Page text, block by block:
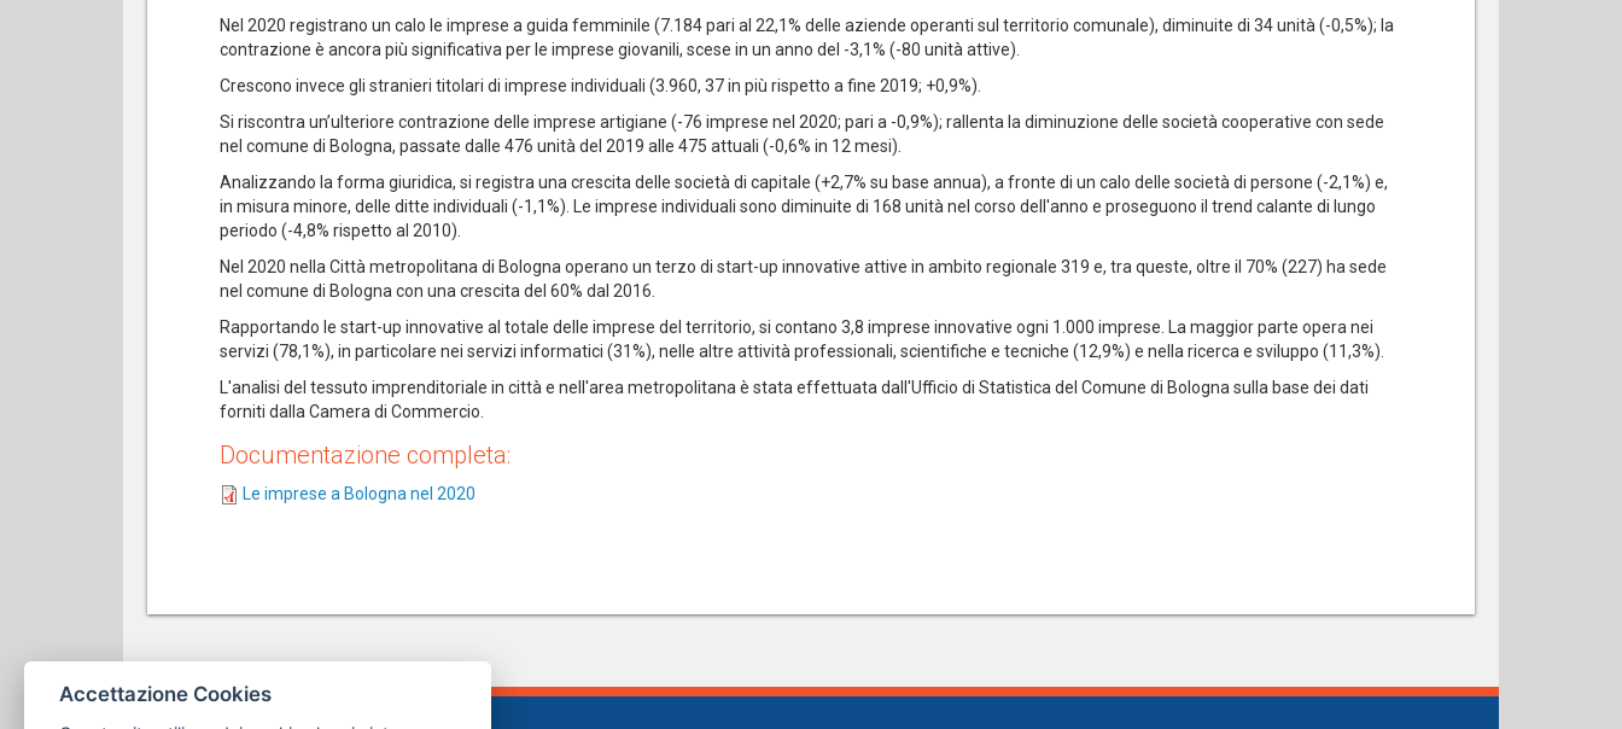
Nel 2020 registrano un calo le imprese a guida femminile (7.184 pari al 22,1% delle aziende operanti sul territorio comunale), diminuite di 34 unità (-0,5%); la
contrazione è ancora più significativa per le imprese giovanili, scese in un anno del -3,1% (-80 unità attive).
Crescono invece gli stranieri titolari di imprese individuali (3.960, 37 in più rispetto a fine 2019; +0,9%).
Si riscontra un’ulteriore contrazione delle imprese artigiane (-76 imprese nel 2020; pari a -0,9%); rallenta la diminuzione delle società cooperative con sede
nel comune di Bologna, passate dalle 476 unità del 2019 alle 475 attuali (-0,6% in 12 mesi).
Analizzando la forma giuridica, si registra una crescita delle società di capitale (+2,7% su base annua), a fronte di un calo delle società di persone (-2,1%) e,
in misura minore, delle ditte individuali (-1,1%). Le imprese individuali sono diminuite di 168 unità nel corso dell'anno e proseguono il trend calante di lungo
periodo (-4,8% rispetto al 2010).
Nel 2020 nella Città metropolitana di Bologna operano un terzo di start-up innovative attive in ambito regionale 319 e, tra queste, oltre il 70% (227) ha sede
nel comune di Bologna con una crescita del 60% dal 2016.
Rapportando le start-up innovative al totale delle imprese del territorio, si contano 3,8 imprese innovative ogni 1.000 imprese. La maggior parte opera nei
servizi (78,1%), in particolare nei servizi informatici (31%), nelle altre attività professionali, scientifiche e tecniche (12,9%) e nella ricerca e sviluppo (11,3%).
L'analisi del tessuto imprenditoriale in città e nell'area metropolitana è stata effettuata dall'Ufficio di Statistica del Comune di Bologna sulla base dei dati
forniti dalla Camera di Commercio.
Documentazione completa:
Le imprese a Bologna nel 2020
Accettazione Cookies